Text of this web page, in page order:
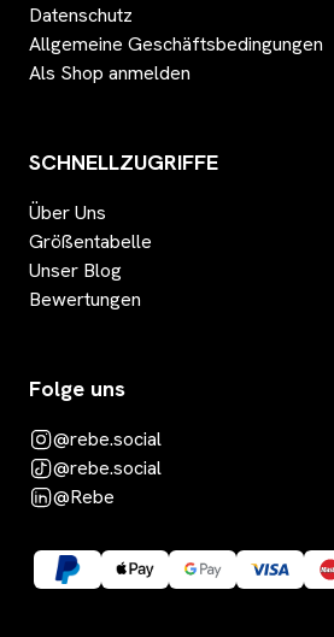
Datenschutz
Allgemeine Geschäftsbedingungen
Als Shop anmelden
SCHNELLZUGRIFFE
Über Uns
Größentabelle
Unser Blog
Bewertungen
Folge uns
@rebe.social
@rebe.social
@Rebe